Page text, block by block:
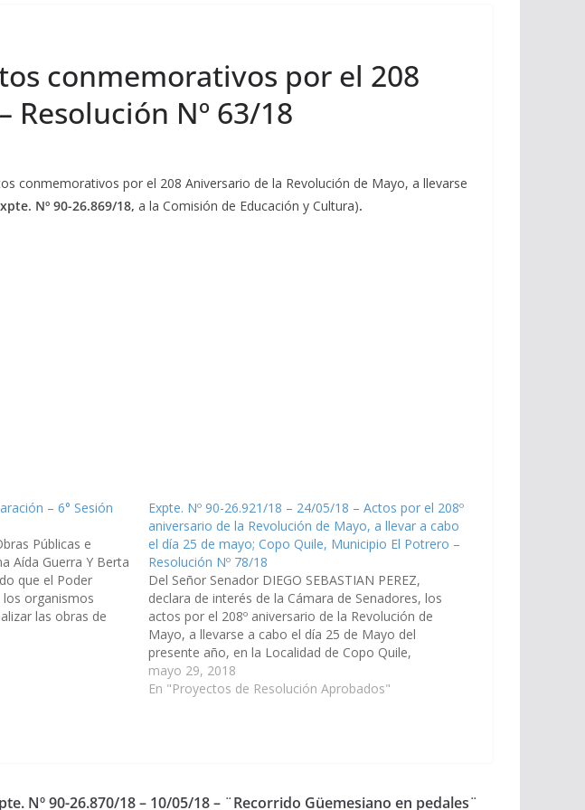
conmemorativos por el 208
Resolución Nº 63/18
conmemorativos por el 208 Aniversario de la Revolución de Mayo, a llevarse
Nº 90-26.869/18, a la Comisión de Educación y Cultura).
– 6° Sesión
Públicas e
Aída Guerra Y Berta
que el Poder
los organismos
las obras de
para la
Expte. Nº 90-26.921/18 – 24/05/18 – Actos por el 208º
aniversario de la Revolución de Mayo, a llevar a cabo
el día 25 de mayo; Copo Quile, Municipio El Potrero –
Resolución Nº 78/18
Del Señor Senador DIEGO SEBASTIAN PEREZ,
declara de interés de la Cámara de Senadores, los
actos por el 208º aniversario de la Revolución de
Mayo, a llevarse a cabo el día 25 de Mayo del
presente año, en la Localidad de Copo Quile,
municipio El Potrero, Departamento Rosario de la…
mayo 29, 2018
En "Proyectos de Resolución Aprobados"
Nº 90-26.870/18 – 10/05/18 – ¨Recorrido Güemesiano en pedales¨